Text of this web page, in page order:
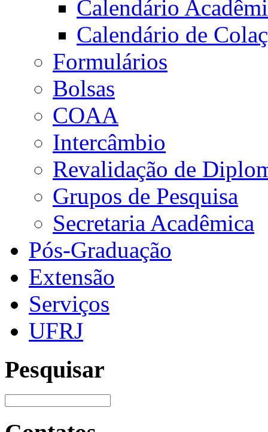
Calendário
Calendário de
Formulários
Bolsas
COAA
Intercâmbio
Revalidação de
Grupos de Pesquisa
Secretaria Acadêmica
Pós-Graduação
Extensão
Serviços
UFRJ
Pesquisar